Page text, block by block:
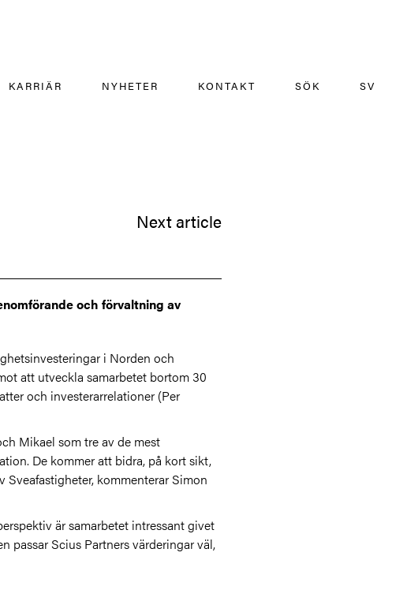
KARRIÄR NYHETER KONTAKT SÖK SV
Next article
och förvaltning av
i Norden och
att utveckla samarbetet bortom 30
och investerarrelationer (Per
Mikael som tre av de mest
De kommer att bidra, på kort sikt,
kommenterar Simon
är samarbetet intressant givet
passar Scius Partners värderingar väl,